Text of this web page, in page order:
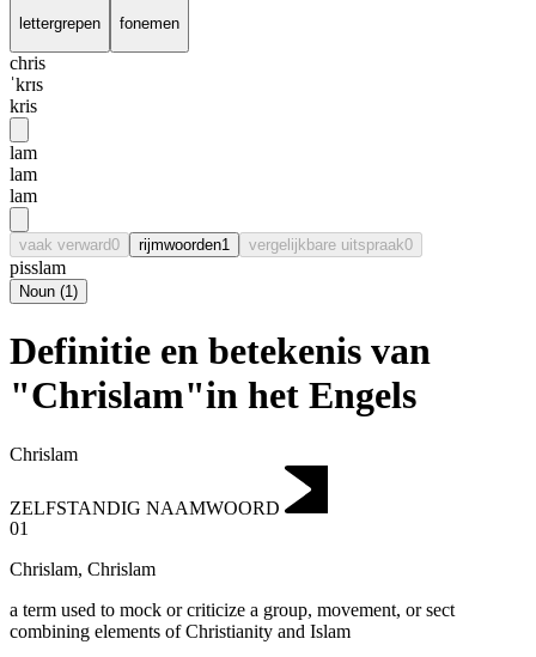
lettergrepen fonemen
chris
ˈkrɪs
kris
lam
lam
lam
vaak verward0 rijmwoorden1 vergelijkbare uitspraak0
pisslam
Noun (1)
Definitie en betekenis van
"Chrislam"in het Engels
Chrislam
ZELFSTANDIG NAAMWOORD
01
Chrislam, Chrislam
a term used to mock or criticize a group, movement, or sect
combining elements of Christianity and Islam